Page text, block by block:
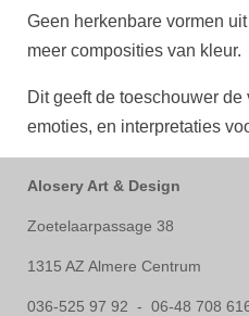
Geen herkenbare vormen
meer composities van kleur.
Dit geeft de toeschouwer
emoties, en interpretaties
Alosery Art & Design
Zoetelaarpassage 38
1315 AZ Almere Centrum
036-525 97 92 - 06-48 708